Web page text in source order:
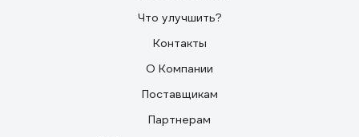
Что улучшить?
Контакты
О Компании
Поставщикам
Партнерам